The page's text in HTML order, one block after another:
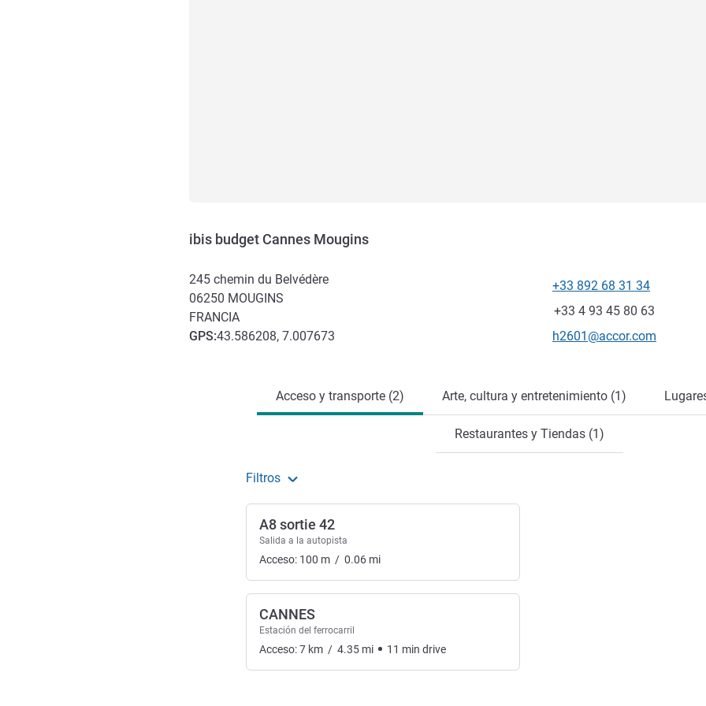
ibis budget Cannes Mougins
245 chemin du Belvédère
06250 MOUGINS
FRANCIA
GPS:43.586208, 7.007673
Teléfono
+33 892 68 31 34
Fax
+33 4 93 45 80 63
Correo electrónico de
h2601@accor.com
Acceso y transporte (2) Arte, cultura y entretenimiento (1)
Restaurantes y Tiendas (1)
Filtros
A8 sortie 42
Salida a la autopista
Acceso: 100 m / 0.06 mi
CANNES
Estación del ferrocarril
Acceso:7 km / 4.35 mi 11 min drive